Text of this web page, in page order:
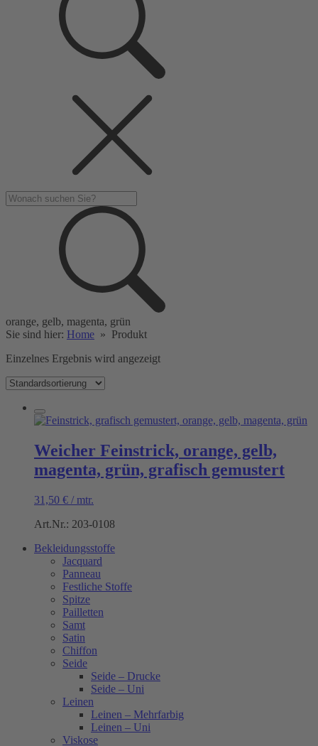
orange, gelb, magenta, grün
Sie sind hier: Home » Produkt
Einzelnes Ergebnis wird angezeigt
Weicher Feinstrick, orange, gelb,
magenta, grün, grafisch gemustert
31,50 € / mtr.
Art.Nr.: 203-0108
Bekleidungsstoffe
Jacquard
Panneau
Festliche Stoffe
Spitze
Pailletten
Samt
Satin
Chiffon
Seide
Seide – Drucke
Seide – Uni
Leinen
Leinen – Mehrfarbig
Leinen – Uni
Viskose